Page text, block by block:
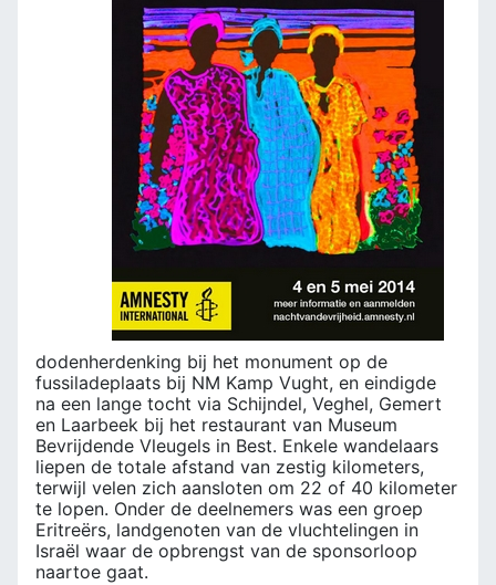
dodenherdenking bij het monument op de
fussiladeplaats bij NM Kamp Vught, en eindigde
na een lange tocht via Schijndel, Veghel, Gemert
en Laarbeek bij het restaurant van Museum
Bevrijdende Vleugels in Best. Enkele wandelaars
liepen de totale afstand van zestig kilometers,
terwijl velen zich aansloten om 22 of 40 kilometer
te lopen. Onder de deelnemers was een groep
Eritreërs, landgenoten van de vluchtelingen in
Israël waar de opbrengst van de sponsorloop
naartoe gaat.